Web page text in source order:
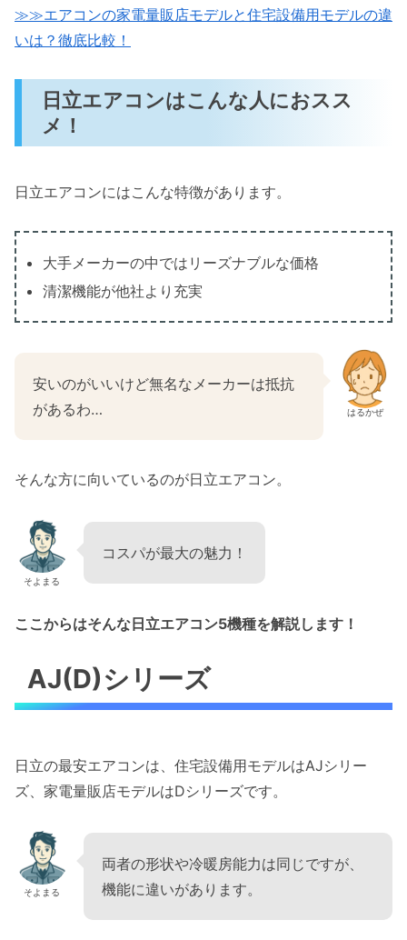
≫≫エアコンの家電量販店モデルと住宅設備用モデルの違
いは？徹底比較！
日立エアコンはこんな人におスス
メ！
日立エアコンにはこんな特徴があります。
大手メーカーの中ではリーズナブルな価格
清潔機能が他社より充実
はるかぜ
安いのがいいけど無名なメーカーは抵抗
があるわ…
そんな方に向いているのが日立エアコン。
そよまる
コスパが最大の魅力！
ここからはそんな日立エアコン5機種を解説します！
AJ(D)シリーズ
日立の最安エアコンは、住宅設備用モデルはAJシリー
ズ、家電量販店モデルはDシリーズです。
そよまる
両者の形状や冷暖房能力は同じですが、
機能に違いがあります。